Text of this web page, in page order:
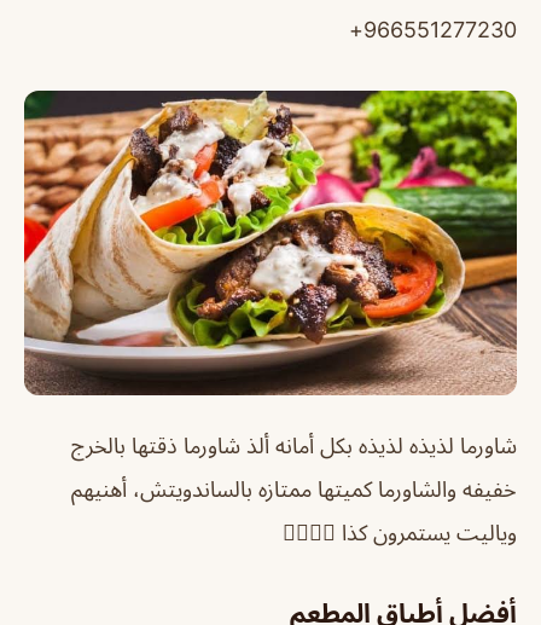
966551277230+
شاورما لذيذه لذيذه بكل أمانه ألذ شاورما ذقتها بالخرج
خفيفه والشاورما كميتها ممتازه بالساندويتش، أهنيهم
وياليت يستمرون كذا 👍🏻👍🏻
أفضل أطباق المطعم